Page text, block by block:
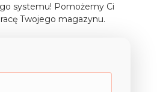
systemu! Pomożemy Ci
Twojego magazynu.